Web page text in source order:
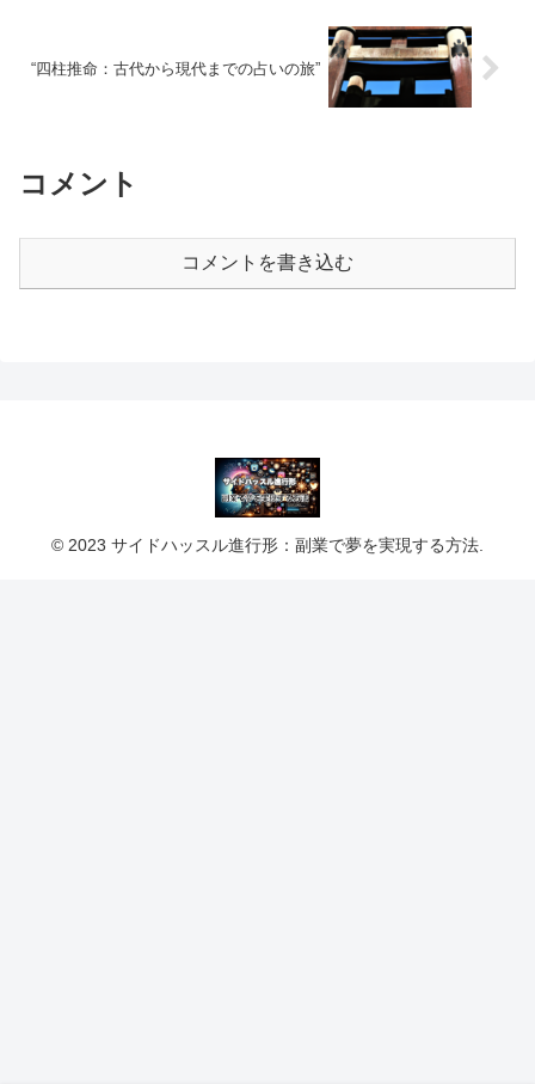
“四柱推命：古代から現代までの占いの旅”
コメント
コメントを書き込む
© 2023 サイドハッスル進行形：副業で夢を実現する方法.